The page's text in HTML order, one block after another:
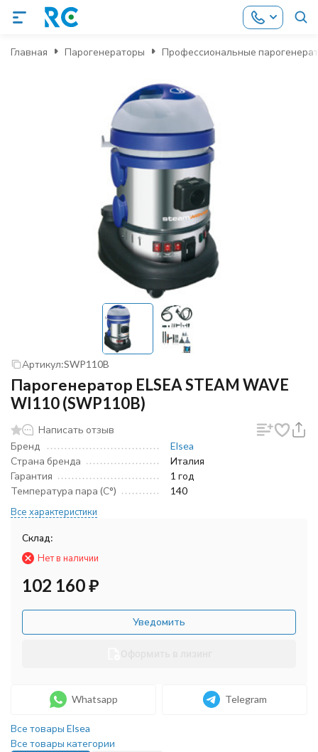
Главная Парогенераторы Профессиональные
Артикул:SWP110B
Парогенератор ELSEA STEAM WAVE
WI110 (SWP110B)
Написать отзыв
Бренд
Elsea
Страна бренда
Италия
Гарантия
1 год
Температура пара (С°)
140
Все характеристики
Склад:
Нет в наличии
102 160₽
Уведомить
Whatsapp Telegram
Все товары Elsea
Все товары категории